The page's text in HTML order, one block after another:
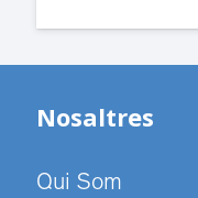
Nosaltres
Qui Som